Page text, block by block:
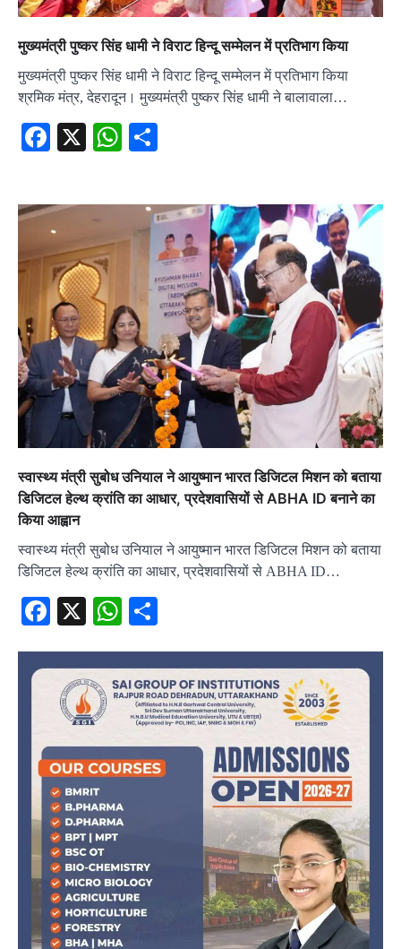
मुख्यमंत्री पुष्कर सिंह धामी ने विराट हिन्दू सम्मेलन में प्रतिभाग किया
मुख्यमंत्री पुष्कर सिंह धामी ने विराट हिन्दू सम्मेलन में प्रतिभाग किया
श्रमिक मंत्र, देहरादून। मुख्यमंत्री पुष्कर सिंह धामी ने बालावाला…
Facebook
X WhatsApp
स्वास्थ्य मंत्री सुबोध उनियाल ने आयुष्मान भारत डिजिटल मिशन को बताया
डिजिटल हेल्थ क्रांति का आधार, प्रदेशवासियों से ABHA ID बनाने का
किया आह्वान
स्वास्थ्य मंत्री सुबोध उनियाल ने आयुष्मान भारत डिजिटल मिशन को बताया
डिजिटल हेल्थ क्रांति का आधार, प्रदेशवासियों से ABHA ID…
Facebook
X WhatsApp